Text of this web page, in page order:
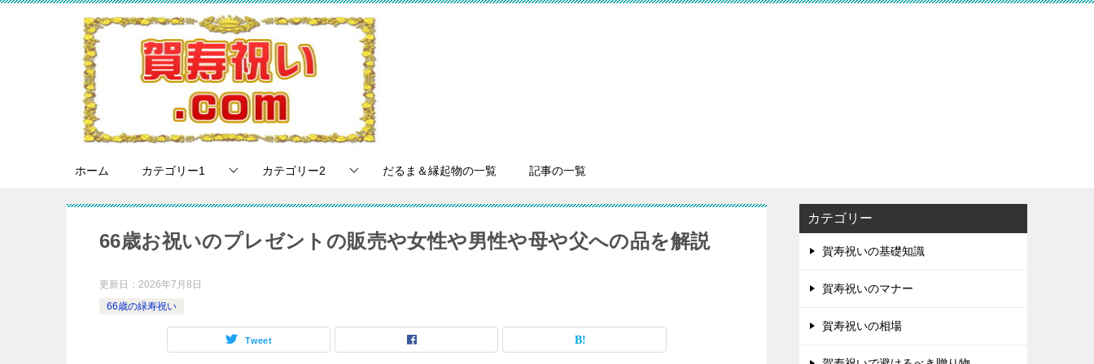
ホーム カテゴリー1 カテゴリー2 だるま＆縁起物の一覧 記事の一覧
66歳お祝いのプレゼントの販売や女性や男性や母や父への品を解説
更新日： 2026年7月8日
66歳の緑寿祝い
Tweet
カテゴリー
賀寿祝いの基礎知識
賀寿祝いのマナー
賀寿祝いの相場